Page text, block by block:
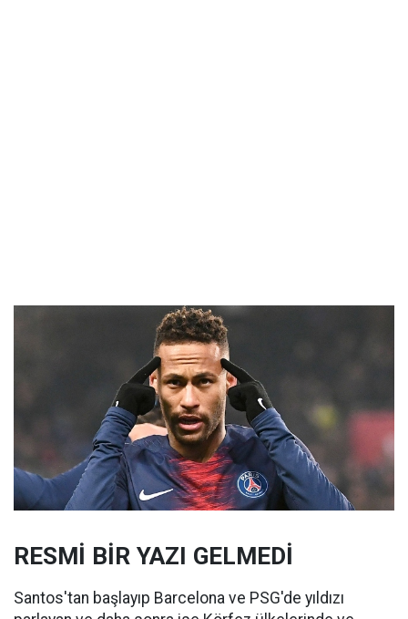
RESMİ BİR YAZI GELMEDİ
Santos'tan başlayıp Barcelona ve PSG'de yıldızı